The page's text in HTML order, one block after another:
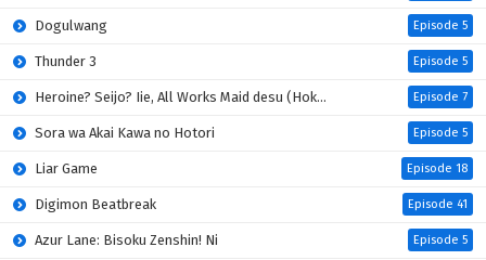
Dogulwang Episode 5
Thunder 3 Episode 5
Heroine? Seijo? Iie, All Works Maid desu (Hokori)! Episode 7
Sora wa Akai Kawa no Hotori Episode 5
Liar Game Episode 18
Digimon Beatbreak Episode 41
Azur Lane: Bisoku Zenshin! Ni Episode 5